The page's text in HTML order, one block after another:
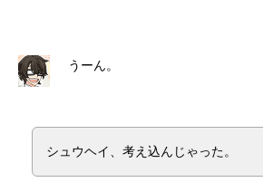
うーん。
シュウヘイ、考え込んじゃった。